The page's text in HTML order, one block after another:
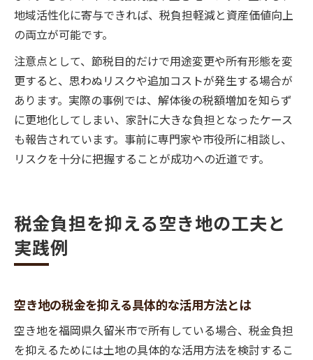
地域活性化に寄与できれば、税負担軽減と資産価値向上
の両立が可能です。
注意点として、節税目的だけで用途変更や所有形態を変
更すると、思わぬリスクや追加コストが発生する場合が
あります。実際の事例では、解体後の税額増加を知らず
に更地化してしまい、家計に大きな負担となったケース
も報告されています。事前に専門家や市役所に相談し、
リスクを十分に把握することが成功への近道です。
税金負担を抑える空き地の工夫と
実践例
空き地の税金を抑える具体的な活用方法とは
空き地を福岡県久留米市で所有している場合、税金負担
を抑えるためには土地の具体的な活用方法を検討するこ